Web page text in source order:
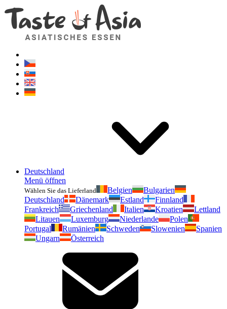
Deutschland
Menü öffnen
Wählen Sie das Lieferland Belgien
Bulgarien
Deutschland
Dänemark Estland
Finnland
Frankreich
Griechenland Italien Kroatien
Lettland
Litauen
Luxemburg Niederlande
Polen
Portugal
Rumänien Schweden Slowenien
Spanien
Ungarn
Österreich
Geschmackvonasien.de
Zögern Sie nicht zu fragen. Ich bin für Sie da!